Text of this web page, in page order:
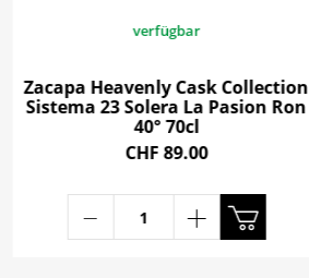
verfügbar
Zacapa Heavenly Cask Collection
Sistema 23 Solera La Pasion Ron
40° 70cl
CHF 89.00